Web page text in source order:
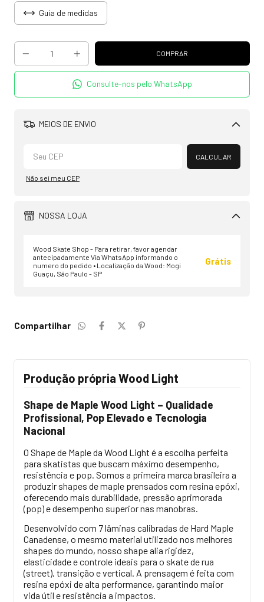
Guia de medidas
Consulte-nos pelo WhatsApp
MEIOS DE ENVIO
Alterar CEP
CALCULAR
Não sei meu CEP
NOSSA LOJA
Wood Skate Shop - Para retirar, favor agendar
antecipadamente Via WhatsApp informando o
numero do pedido • Localização da Wood: Mogi
Guaçu, São Paulo - SP
Grátis
Compartilhar
Produção própria Wood Light
Shape de Maple Wood Light – Qualidade
Profissional, Pop Elevado e Tecnologia
Nacional
O Shape de Maple da Wood Light é a escolha perfeita
para skatistas que buscam máximo desempenho,
resistência e pop. Somos a primeira marca brasileira a
produzir shapes de maple prensados com resina epóxi,
oferecendo mais durabilidade, pressão aprimorada
(pop) e desempenho superior nas manobras.
Desenvolvido com 7 lâminas calibradas de Hard Maple
Canadense, o mesmo material utilizado nos melhores
shapes do mundo, nosso shape alia rigidez,
elasticidade e controle ideais para o skate de rua
(street), transição e vertical. A prensagem é feita com
resina epóxi de alta performance, garantindo maior
vida útil e resistência a impactos.